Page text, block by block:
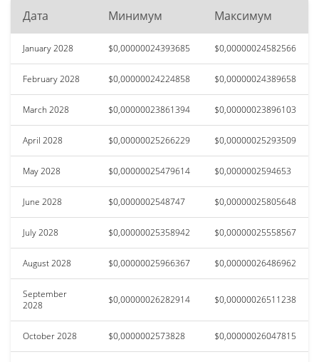
Дата Минимум Максимум
January 2028 $0,00000024393685 $0,00000024582566
February 2028 $0,00000024224858 $0,00000024389658
March 2028 $0,00000023861394 $0,00000023896103
April 2028 $0,00000025266229 $0,00000025293509
May 2028 $0,00000025479614 $0,0000002594653
June 2028 $0,0000002548747 $0,00000025805648
July 2028 $0,00000025358942 $0,00000025558567
August 2028 $0,00000025966367 $0,00000026486962
September
2028
$0,00000026282914 $0,00000026511238
October 2028 $0,0000002573828 $0,00000026047815